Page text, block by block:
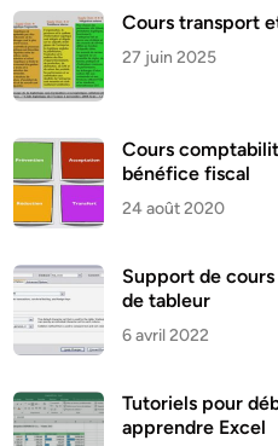
Cours transport
27 juin 2025
Cours
bénéfice fiscal
24 août 2020
Support de
de tableur
6 avril 2022
Tutoriels pour
apprendre Excel